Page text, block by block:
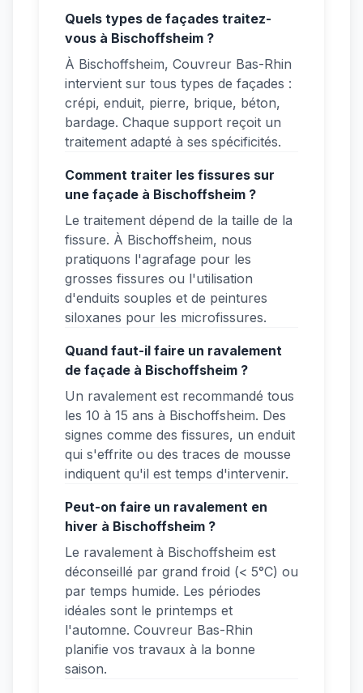
Quels types de façades traitez-
vous à Bischoffsheim ?
À Bischoffsheim, Couvreur Bas-Rhin
intervient sur tous types de façades :
crépi, enduit, pierre, brique, béton,
bardage. Chaque support reçoit un
traitement adapté à ses spécificités.
Comment traiter les fissures sur
une façade à Bischoffsheim ?
Le traitement dépend de la taille de la
fissure. À Bischoffsheim, nous
pratiquons l'agrafage pour les
grosses fissures ou l'utilisation
d'enduits souples et de peintures
siloxanes pour les microfissures.
Quand faut-il faire un ravalement
de façade à Bischoffsheim ?
Un ravalement est recommandé tous
les 10 à 15 ans à Bischoffsheim. Des
signes comme des fissures, un enduit
qui s'effrite ou des traces de mousse
indiquent qu'il est temps d'intervenir.
Peut-on faire un ravalement en
hiver à Bischoffsheim ?
Le ravalement à Bischoffsheim est
déconseillé par grand froid (< 5°C) ou
par temps humide. Les périodes
idéales sont le printemps et
l'automne. Couvreur Bas-Rhin
planifie vos travaux à la bonne
saison.